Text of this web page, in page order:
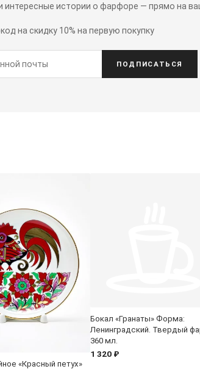
интересные истории о фарфоре — прямо на
на скидку 10% на первую покупку
ПОДПИСАТЬСЯ
«Красный петух»
Бокал «Гранаты» Форма:
Ленинградский. Твердый
360 мл.
1 320 ₽